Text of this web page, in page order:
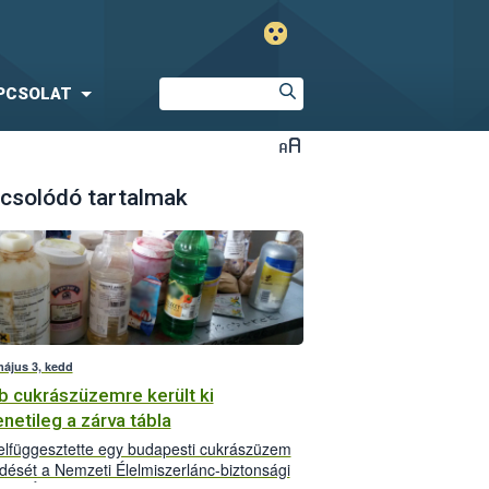
tartalmak
3, kedd
cukrászüzemre került ki
a zárva tábla
egy budapesti cukrászüzem
a Nemzeti Élelmiszerlánc-biztonsági